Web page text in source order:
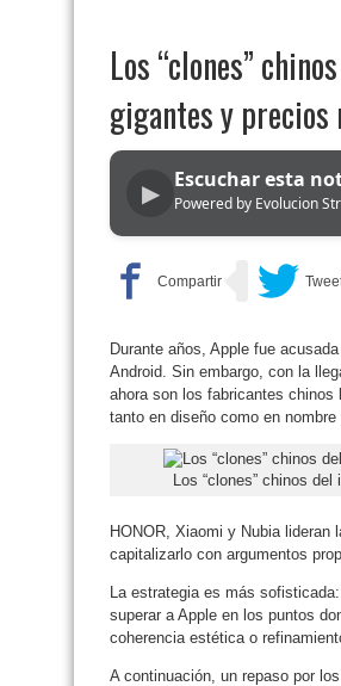
Los “clones”
gigantes y precios
▶
Escuchar esta
Powered by Evolucion
Durante años, Apple fue
Android. Sin embargo, con la
ahora son los fabricantes chinos
tanto en diseño como en
Los “clones” chinos
HONOR, Xiaomi y Nubia lideran
capitalizarlo con argumentos
La estrategia es más
superar a Apple en los puntos
coherencia estética o
A continuación, un repaso por